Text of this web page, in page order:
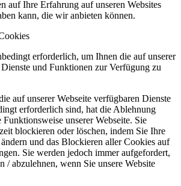
auf Ihre Erfahrung auf unseren Websites
kann, die wir anbieten können.
erforderlich, um Ihnen die auf unserer
und Funktionen zur Verfügung zu
auf unserer Webseite verfügbaren Dienste
erforderlich sind, hat die Ablehnung
unserer Webseite. Sie
blockieren oder löschen, indem Sie Ihre
und das Blockieren aller Cookies auf
Sie werden jedoch immer aufgefordert,
/ abzulehnen, wenn Sie unsere Website